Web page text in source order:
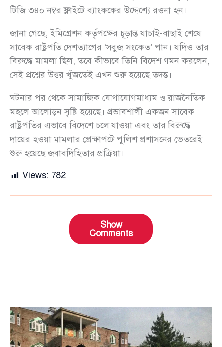
টিজি ৩৪০ নম্বর ফ্লাইটে ব্যাংককের উদ্দেশ্যে রওনা হন।
জানা গেছে, ইমিগ্রেশন কর্তৃপক্ষের চূড়ান্ত যাচাই-বাছাই শেষে
সাবেক রাষ্ট্রপতি দেশত্যাগের ‘সবুজ সংকেত’ পান। যদিও তার
বিরুদ্ধে মামলা ছিল, তবে কীভাবে তিনি বিদেশ গমন করলেন,
সেই প্রশ্নের উত্তর খুঁজতেই এখন শুরু হয়েছে তদন্ত।
ঘটনার পর থেকে সামাজিক যোগাযোগমাধ্যম ও রাজনৈতিক
মহলে আলোড়ন সৃষ্টি হয়েছে। প্রভাবশালী একজন সাবেক
রাষ্ট্রপতির এভাবে বিদেশে চলে যাওয়া এবং তার বিরুদ্ধে
দায়ের হওয়া মামলার প্রেক্ষাপটে পুলিশ প্রশাসনের ভেতরেই
শুরু হয়েছে জবাবদিহিতার প্রক্রিয়া।
Views: 782
Show
Comments